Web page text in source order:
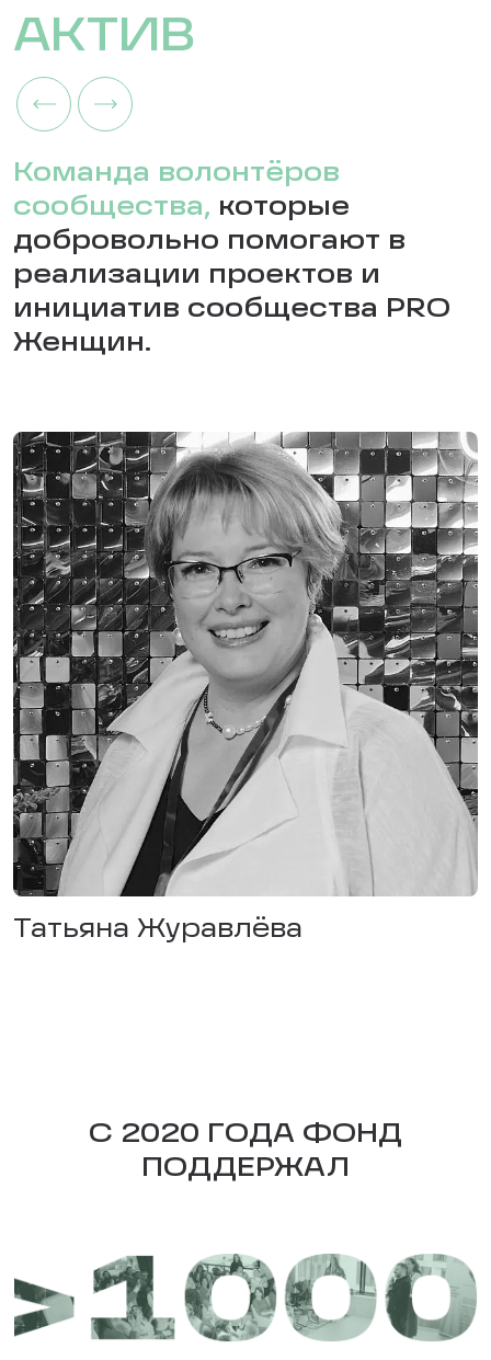
АКТИВ
Команда волонтёров
сообщества, которые
добровольно помогают в
реализации проектов и
инициатив сообщества PRO
Женщин.
Татьяна Журавлёва
С 2020 ГОДА ФОНД
ПОДДЕРЖАЛ